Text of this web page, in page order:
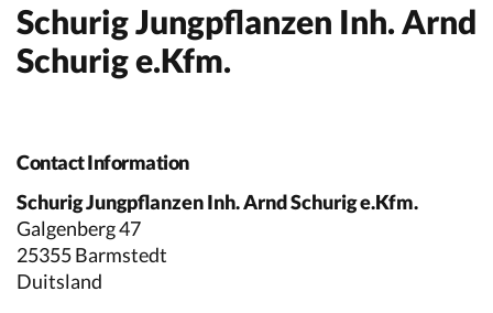
Schurig Jungpflanzen Inh. Arnd
Schurig e.Kfm.
Contact Information
Schurig Jungpflanzen Inh. Arnd Schurig e.Kfm.
Galgenberg 47
25355 Barmstedt
Duitsland